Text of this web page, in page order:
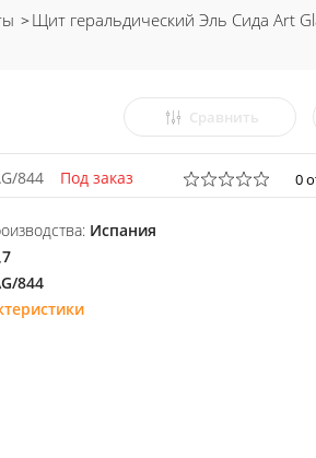
Щит геральдический Эль Сида Art
Сравнить
844 Под заказ 0
Испания
844